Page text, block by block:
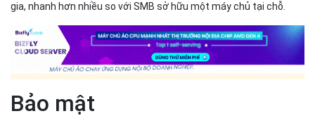
gia, nhanh hơn nhiều so với SMB sở hữu một máy chủ tại chỗ.
Bảo mật